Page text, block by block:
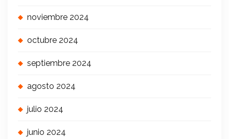
noviembre 2024
octubre 2024
septiembre 2024
agosto 2024
julio 2024
junio 2024